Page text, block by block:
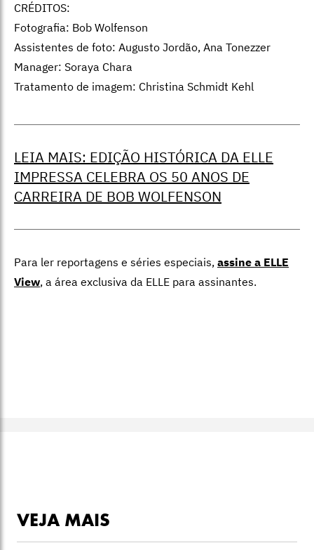
CRÉDITOS:
Fotografia: Bob Wolfenson
Assistentes de foto: Augusto Jordão, Ana Tonezzer
Manager: Soraya Chara
Tratamento de imagem: Christina Schmidt Kehl
LEIA MAIS: EDIÇÃO HISTÓRICA DA ELLE
IMPRESSA CELEBRA OS 50 ANOS DE
CARREIRA DE BOB WOLFENSON
Para ler reportagens e séries especiais, assine a ELLE
View, a área exclusiva da ELLE para assinantes.
VEJA MAIS